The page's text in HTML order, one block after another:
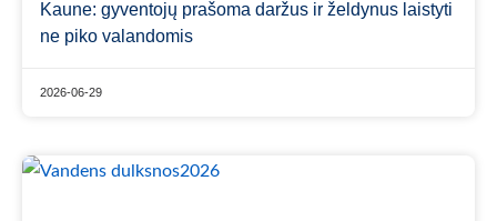
Kaune: gyventojų prašoma daržus ir želdynus laistyti
ne piko valandomis
2026-06-29